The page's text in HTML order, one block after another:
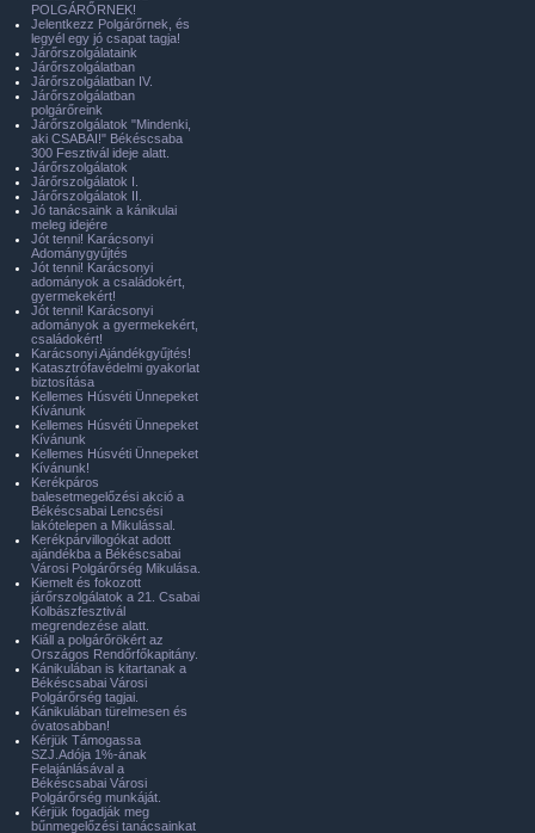
POLGÁRŐRNEK!
Jelentkezz Polgárőrnek, és
legyél egy jó csapat tagja!
Járőrszolgálataink
Járőrszolgálatban
Járőrszolgálatban IV.
Járőrszolgálatban
polgárőreink
Járőrszolgálatok "Mindenki,
aki CSABAI!" Békéscsaba
300 Fesztivál ideje alatt.
Járőrszolgálatok
Járőrszolgálatok I.
Járőrszolgálatok II.
Jó tanácsaink a kánikulai
meleg idejére
Jót tenni! Karácsonyi
Adománygyűjtés
Jót tenni! Karácsonyi
adományok a családokért,
gyermekekért!
Jót tenni! Karácsonyi
adományok a gyermekekért,
családokért!
Karácsonyi Ajándékgyűjtés!
Katasztrófavédelmi gyakorlat
biztosítása
Kellemes Húsvéti Ünnepeket
Kívánunk
Kellemes Húsvéti Ünnepeket
Kívánunk
Kellemes Húsvéti Ünnepeket
Kívánunk!
Kerékpáros
balesetmegelőzési akció a
Békéscsabai Lencsési
lakótelepen a Mikulással.
Kerékpárvillogókat adott
ajándékba a Békéscsabai
Városi Polgárőrség Mikulása.
Kiemelt és fokozott
járőrszolgálatok a 21. Csabai
Kolbászfesztivál
megrendezése alatt.
Kiáll a polgárőrökért az
Országos Rendőrfőkapitány.
Kánikulában is kitartanak a
Békéscsabai Városi
Polgárőrség tagjai.
Kánikulában türelmesen és
óvatosabban!
Kérjük Támogassa
SZJ.Adója 1%-ának
Felajánlásával a
Békéscsabai Városi
Polgárőrség munkáját.
Kérjük fogadják meg
bűnmegelőzési tanácsainkat